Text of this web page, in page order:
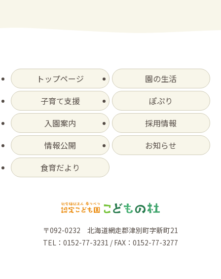
トップページ
園の生活
子育て支援
ぽぷり
入園案内
採用情報
情報公開
お知らせ
食育だより
〒092-0232 北海道網走郡津別町字新町21
TEL：0152-77-3231 / FAX：0152-77-3277